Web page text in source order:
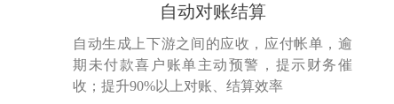
自动对账结算
自动生成上下游之间的应收，应付帐单，逾
期未付款喜户账单主动预警，提示财务催
收；提升90%以上对账、结算效率